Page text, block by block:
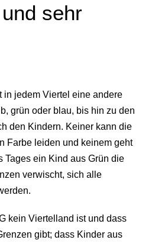
sehr
in jedem Viertel eine andere
grün oder blau, bis hin zu den
den Kindern. Keiner kann die
Farbe leiden und keinem geht
Tages ein Kind aus Grün die
verwischt, sich alle
kein Viertelland ist und dass
gibt; dass Kinder aus